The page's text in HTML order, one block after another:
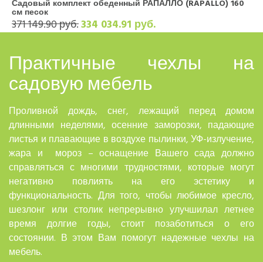
Садовый комплект обеденный РАПАЛЛО (RAPALLO) 160
см песок
371 149.90 руб.334 034.91 руб.
Практичные чехлы на
садовую мебель
Проливной дождь, снег, лежащий перед домом
длинными неделями, осенние заморозки, падающие
листья и плавающие в воздухе пылинки, УФ-излучение,
жара и мороз – оснащение Вашего сада должно
справляться с многими трудностями, которые могут
негативно повлиять на его эстетику и
функциональность. Для того, чтобы любимое кресло,
шезлонг или столик непрерывно улучшилал летнее
время долгие годы, стоит позаботиться о его
состоянии. В этом Вам помогут надежные чехлы на
мебель.